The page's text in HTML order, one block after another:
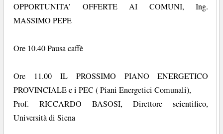
OPPORTUNITA’ OFFERTE AI COMUNI, Ing.
MASSIMO PEPE
Ore 10.40 Pausa caffè
Ore 11.00 IL PROSSIMO PIANO ENERGETICO
PROVINCIALE e i PEC ( Piani Energetici Comunali),
Prof. RICCARDO BASOSI, Direttore scientifico,
Università di Siena